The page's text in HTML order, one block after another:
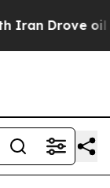
Drove oil